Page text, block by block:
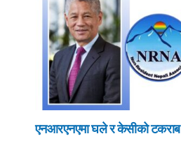
एनआरएनएमा घले र केसीको टकराब